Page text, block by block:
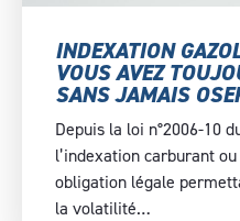
INDEXATION
VOUS AVEZ
SANS JAMAIS
Depuis la loi n°2006-10
l’indexation carburant
obligation légale
la volatilité…